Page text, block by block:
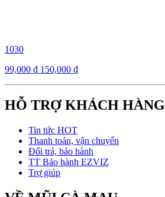
1030
99,000 ₫ 150,000 ₫
HỖ TRỢ KHÁCH HÀNG
Tin tức HOT
Thanh toán, vận chuyển
Đổi trả, bảo hành
TT Bảo hành EZVIZ
Trợ giúp